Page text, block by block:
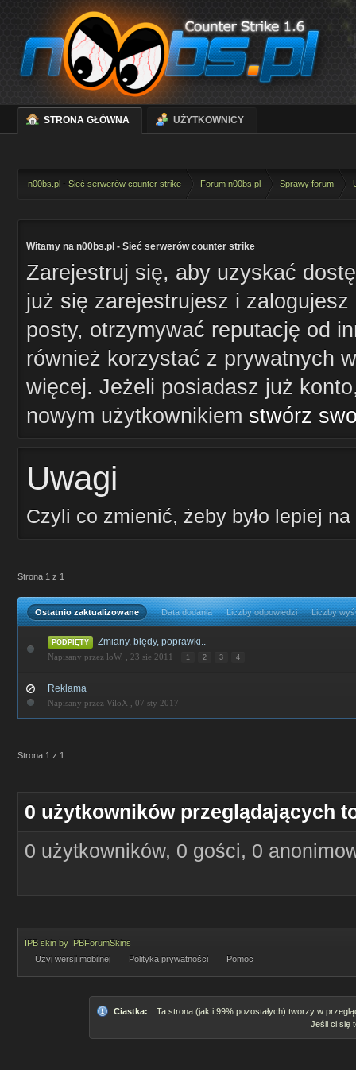
STRONA GŁÓWNA UŻYTKOWNICY
n00bs.pl - Sieć serwerów counter strike Forum n00bs.pl Sprawy forum
Witamy na n00bs.pl - Sieć serwerów counter strike
Zarejestruj się, aby uzyskać
już się zarejestrujesz i
posty, otrzymywać reputację od
również korzystać z prywatnych
więcej. Jeżeli posiadasz już
nowym użytkownikiem stwórz
Uwagi
Czyli co zmienić, żeby było lepiej
Strona 1 z 1
Ostatnio zaktualizowane Data dodania Liczby odpowiedzi Liczby
PODPIĘTY Zmiany, błędy, poprawki..
Napisany przez loW. , 23 sie 2011 1 2 3 4
Reklama
Napisany przez ViloX , 07 sty 2017
Strona 1 z 1
0 użytkowników przeglądających
0 użytkowników, 0 gości, 0
IPB skin by IPBForumSkins
Użyj wersji mobilnej
Polityka prywatności Pomoc
Ciastka:
Ta strona (jak i 99% pozostałych) tworzy w
Jeśli ci się